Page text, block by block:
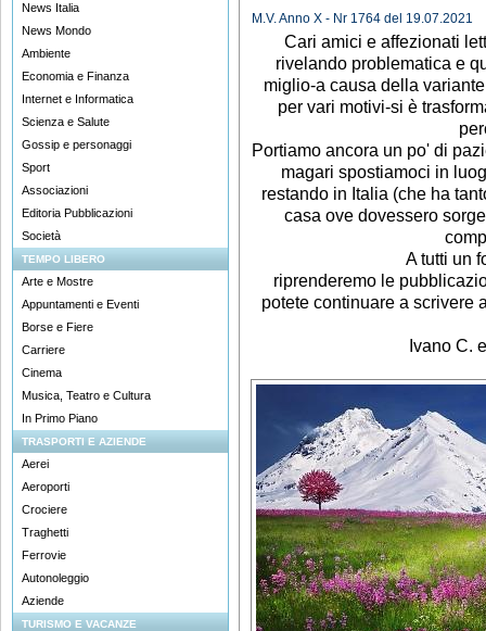
News Italia
News Mondo
Ambiente
Economia e Finanza
Internet e Informatica
Scienza e Salute
Gossip e personaggi
Sport
Associazioni
Editoria Pubblicazioni
Società
TEMPO LIBERO
Arte e Mostre
Appuntamenti e Eventi
Borse e Fiere
Carriere
Cinema
Musica, Teatro e Cultura
In Primo Piano
TRASPORTI E AZIENDE
Aerei
Aeroporti
Crociere
Traghetti
Ferrovie
Autonoleggio
Aziende
TURISMO E VACANZE
M.V. Anno X - Nr 1764 del 19.07.2021
Cari amici e affezionati
rivelando problematica e
miglio-a causa della
per vari motivi-si è
Portiamo ancora un po' di
magari spostiamoci in
restando in Italia (che ha
casa ove dovessero
A tutti un
riprenderemo le
potete continuare a scrivere
Ivano C.